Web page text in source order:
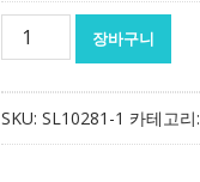
터
장바구니
SKU: SL10281-1 카테고리: